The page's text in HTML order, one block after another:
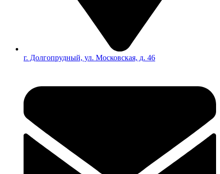
г. Долгопрудный, ул. Московская, д. 46